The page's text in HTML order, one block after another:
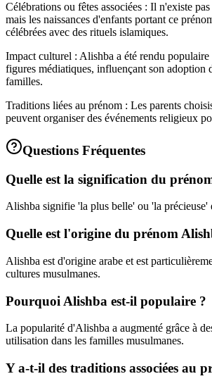
Célébrations ou fêtes associées : Il n'existe
mais les naissances d'enfants portant ce
célébrées avec des rituels islamiques.
Impact culturel : Alishba a été rendu populaire
figures médiatiques, influençant son adoption
familles.
Traditions liées au prénom : Les parents
peuvent organiser des événements religieux
Questions Fréquentes
Quelle est la signification du
Alishba signifie 'la plus belle' ou 'la précieuse'
Quelle est l'origine du prénom
Alishba est d'origine arabe et est
cultures musulmanes.
Pourquoi Alishba est-il populaire ?
La popularité d'Alishba a augmenté grâce à
utilisation dans les familles musulmanes.
Y a-t-il des traditions associées au